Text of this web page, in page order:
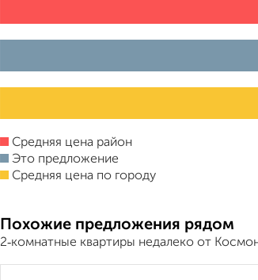
Средняя цена район
Это предложение
Средняя цена по городу
Похожие предложения рядом
2‑комнатные квартиры недалеко от